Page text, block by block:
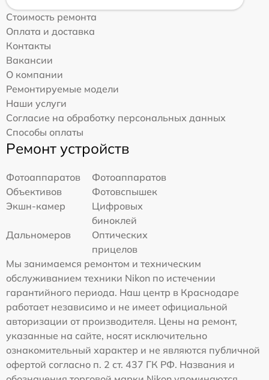
Стоимость ремонта
Оплата и доставка
Контакты
Вакансии
О компании
Ремонтируемые модели
Наши услуги
Согласие на обработку персональных данных
Способы оплаты
Ремонт устройств
Фотоаппаратов
Фотоаппаратов
Объективов
Фотовспышек
Экшн-камер
Цифровых
биноклей
Дальномеров
Оптических
прицелов
Мы занимаемся ремонтом и техническим
обслуживанием техники Nikon по истечении
гарантийного периода. Наш центр в Краснодаре
работает независимо и не имеет официальной
авторизации от производителя. Цены на ремонт,
указанные на сайте, носят исключительно
ознакомительный характер и не являются публичной
офертой согласно п. 2 ст. 437 ГК РФ. Названия и